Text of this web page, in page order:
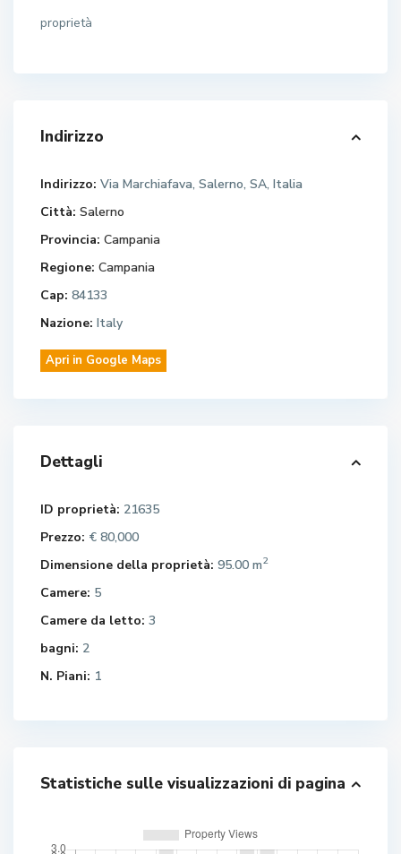
proprietà
Indirizzo
Indirizzo: Via Marchiafava, Salerno, SA, Italia
Città: Salerno
Provincia: Campania
Regione: Campania
Cap: 84133
Nazione: Italy
Apri in Google Maps
Dettagli
ID proprietà: 21635
Prezzo: € 80,000
Dimensione della proprietà: 95.00 m2
Camere: 5
Camere da letto: 3
bagni: 2
N. Piani: 1
Statistiche sulle visualizzazioni di pagina